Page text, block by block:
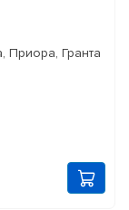
Приора, Гранта